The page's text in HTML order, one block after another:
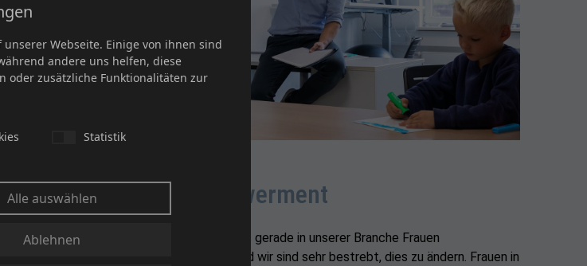
Female Empowerment
Wir sind uns bewusst, dass gerade in unserer Branche Frauen
unterrepräsentiert sind und wir sind sehr bestrebt, dies zu ändern. Frauen in
unserer Webseite. Einige von ihnen sind
andere uns helfen, diese
oder zusätzliche Funktionalitäten zur
Statistik
Alle auswählen
Ablehnen